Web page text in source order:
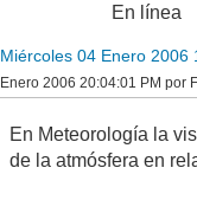
En línea
Miércoles 04 Enero 2006
Enero 2006 20:04:01 PM por
En Meteorología la
de la atmósfera en